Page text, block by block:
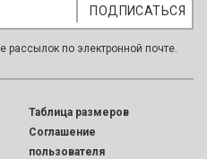
по электронной почте.
Таблица размеров
Соглашение
пользователя